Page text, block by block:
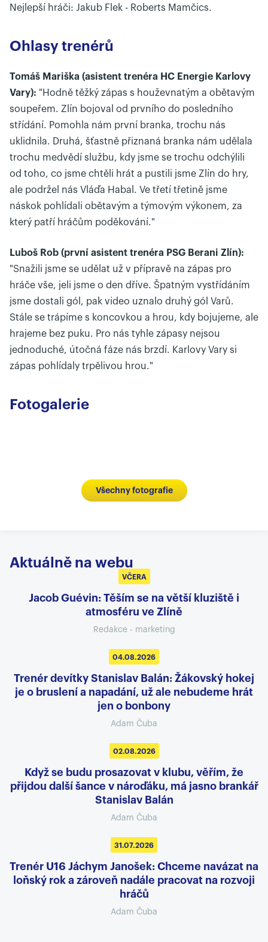
Nejlepší hráči: Jakub Flek - Roberts Mamčics.
Ohlasy trenérů
Tomáš Mariška (asistent trenéra HC Energie Karlovy
Vary): "Hodně těžký zápas s houževnatým a obětavým
soupeřem. Zlín bojoval od prvního do posledního
střídání. Pomohla nám první branka, trochu nás
uklidnila. Druhá, šťastně přiznaná branka nám udělala
trochu medvědí službu, kdy jsme se trochu odchýlili
od toho, co jsme chtěli hrát a pustili jsme Zlín do hry,
ale podržel nás Vláďa Habal. Ve třetí třetině jsme
náskok pohlídali obětavým a týmovým výkonem, za
který patří hráčům poděkování."
Luboš Rob (první asistent trenéra PSG Berani Zlín):
"Snažili jsme se udělat už v přípravě na zápas pro
hráče vše, jeli jsme o den dříve. Špatným vystřídáním
jsme dostali gól, pak video uznalo druhý gól Varů.
Stále se trápíme s koncovkou a hrou, kdy bojujeme, ale
hrajeme bez puku. Pro nás tyhle zápasy nejsou
jednoduché, útočná fáze nás brzdí. Karlovy Vary si
zápas pohlídaly trpělivou hrou."
Fotogalerie
Všechny fotografie
Aktuálně na webu
VČERA
Jacob Guévin: Těším se na větší kluziště i
atmosféru ve Zlíně
Redakce - marketing
04.08.2026
Trenér devítky Stanislav Balán: Žákovský hokej
je o bruslení a napadání, už ale nebudeme hrát
jen o bonbony
Adam Čuba
02.08.2026
Když se budu prosazovat v klubu, věřím, že
přijdou další šance v nároďáku, má jasno brankář
Stanislav Balán
Adam Čuba
31.07.2026
Trenér U16 Jáchym Janošek: Chceme navázat na
loňský rok a zároveň nadále pracovat na rozvoji
hráčů
Adam Čuba